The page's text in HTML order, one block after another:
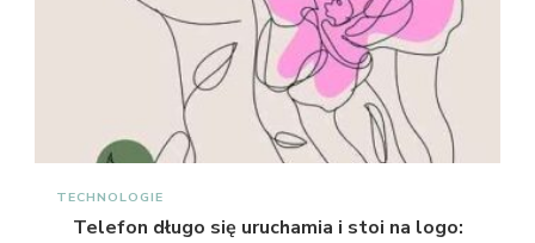
TECHNOLOGIE
Telefon długo się uruchamia i stoi na logo: